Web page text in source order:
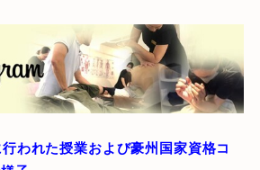
われた授業および豪州国家資格コ